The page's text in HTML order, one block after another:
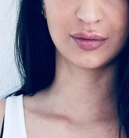
a poháre s potlačou
poukážky
svetre
a tepláky
prádlo